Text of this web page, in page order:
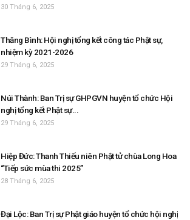
30 Tháng 6, 2025
Thăng Bình: Hội nghị tổng kết công tác Phật sự,
nhiệm kỳ 2021-2026
29 Tháng 6, 2025
Núi Thành: Ban Trị sự GHPGVN huyện tổ chức Hội
nghị tổng kết Phật sự...
29 Tháng 6, 2025
Hiệp Đức: Thanh Thiếu niên Phật tử chùa Long Hoa
“Tiếp sức mùa thi 2025”
28 Tháng 6, 2025
Đại Lộc: Ban Trị sự Phật giáo huyện tổ chức hội nghị